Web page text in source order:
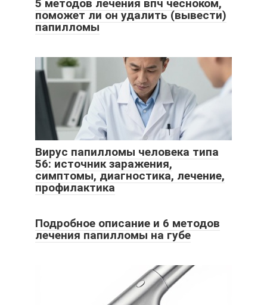
5 методов лечения впч чесноком,
поможет ли он удалить (вывести)
папилломы
Вирус папилломы человека типа
56: источник заражения,
симптомы, диагностика, лечение,
профилактика
Подробное описание и 6 методов
лечения папилломы на губе